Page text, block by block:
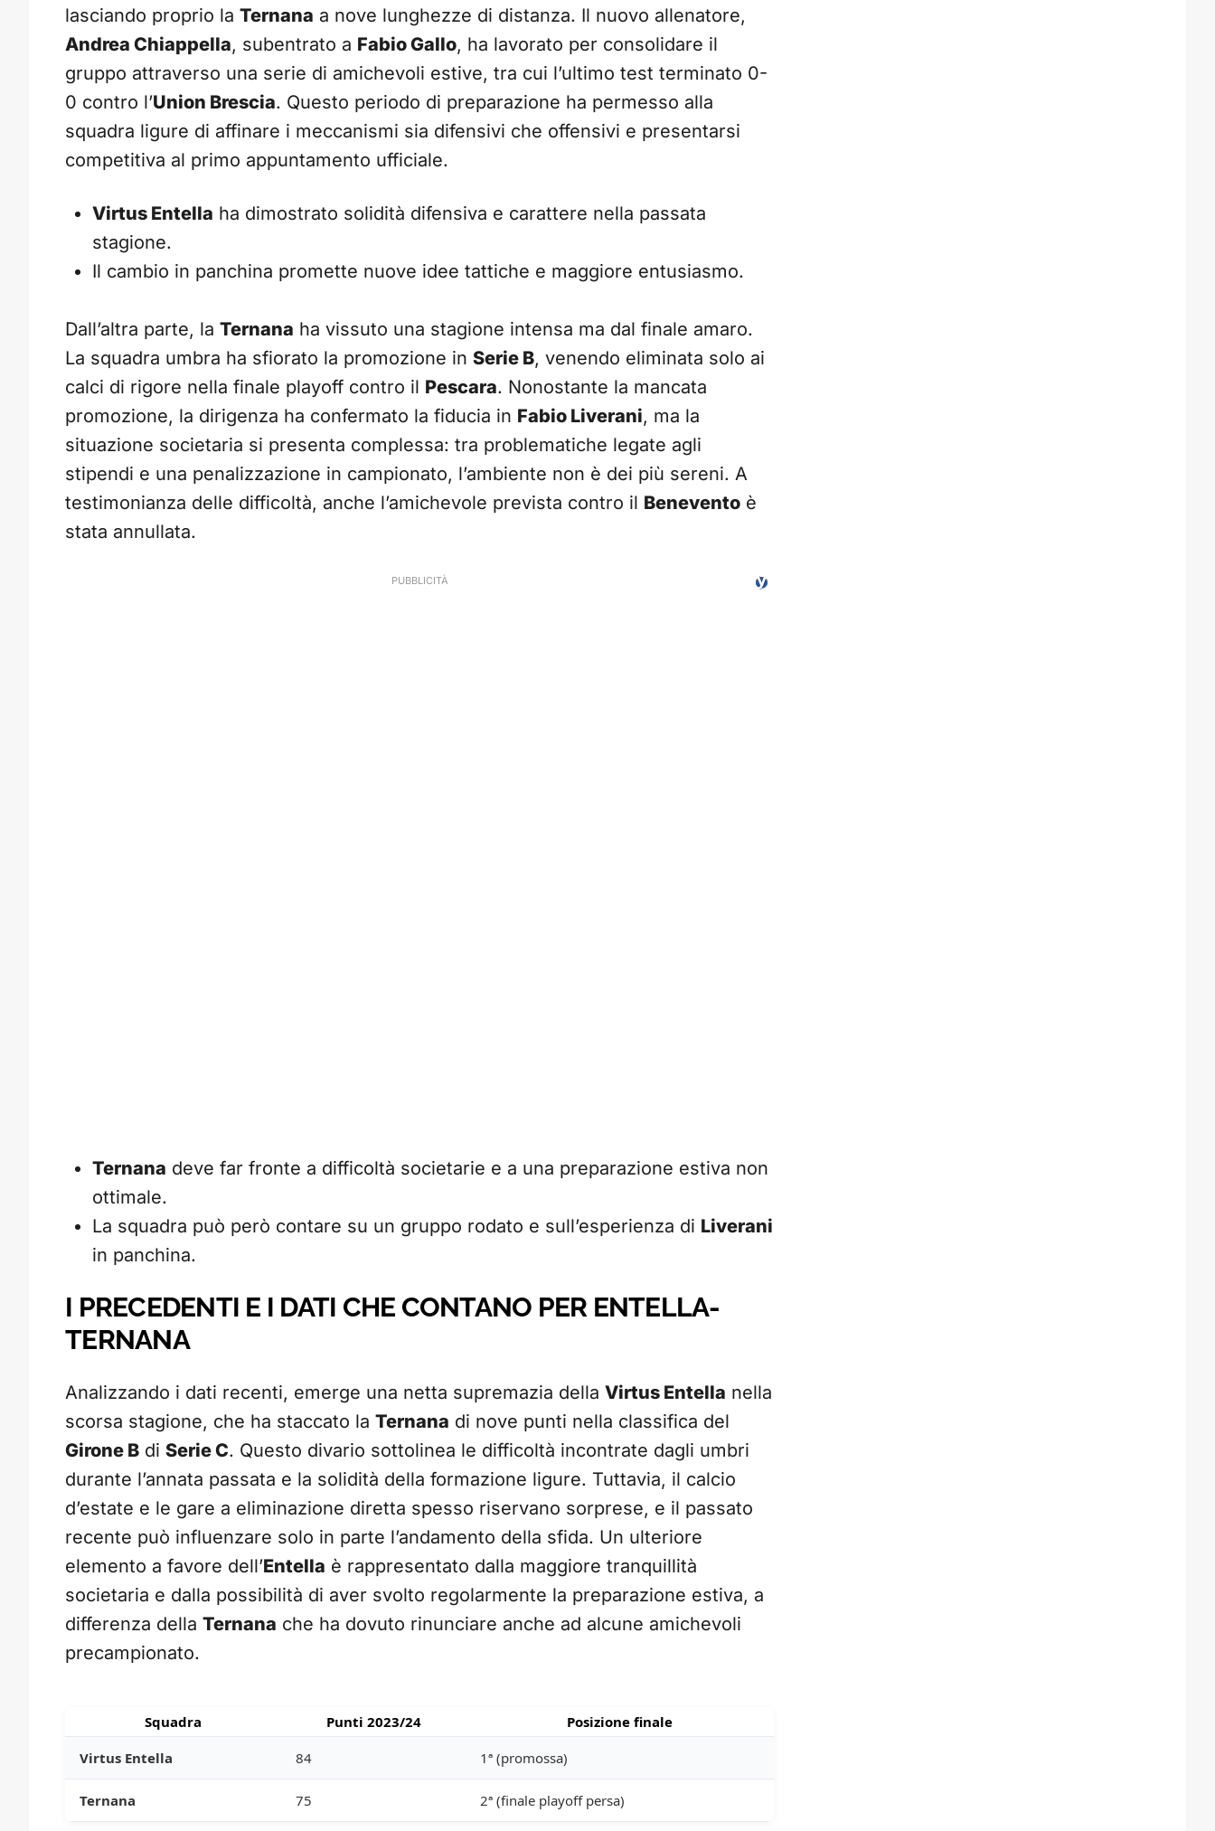
lasciando proprio la Ternana a nove lunghezze di distanza. Il nuovo allenatore,
Andrea Chiappella, subentrato a Fabio Gallo, ha lavorato per consolidare il
gruppo attraverso una serie di amichevoli estive, tra cui l’ultimo test terminato 0-
0 contro l’Union Brescia. Questo periodo di preparazione ha permesso alla
squadra ligure di affinare i meccanismi sia difensivi che offensivi e presentarsi
competitiva al primo appuntamento ufficiale.
Virtus Entella ha dimostrato solidità difensiva e carattere nella passata
stagione.
Il cambio in panchina promette nuove idee tattiche e maggiore entusiasmo.
Dall’altra parte, la Ternana ha vissuto una stagione intensa ma dal finale amaro.
La squadra umbra ha sfiorato la promozione in Serie B, venendo eliminata solo ai
calci di rigore nella finale playoff contro il Pescara. Nonostante la mancata
promozione, la dirigenza ha confermato la fiducia in Fabio Liverani, ma la
situazione societaria si presenta complessa: tra problematiche legate agli
stipendi e una penalizzazione in campionato, l’ambiente non è dei più sereni. A
testimonianza delle difficoltà, anche l’amichevole prevista contro il Benevento è
stata annullata.
Ternana deve far fronte a difficoltà societarie e a una preparazione estiva non
ottimale.
La squadra può però contare su un gruppo rodato e sull’esperienza di Liverani
in panchina.
I PRECEDENTI E I DATI CHE CONTANO PER ENTELLA-
TERNANA
Analizzando i dati recenti, emerge una netta supremazia della Virtus Entella nella
scorsa stagione, che ha staccato la Ternana di nove punti nella classifica del
Girone B di Serie C. Questo divario sottolinea le difficoltà incontrate dagli umbri
durante l’annata passata e la solidità della formazione ligure. Tuttavia, il calcio
d’estate e le gare a eliminazione diretta spesso riservano sorprese, e il passato
recente può influenzare solo in parte l’andamento della sfida. Un ulteriore
elemento a favore dell’Entella è rappresentato dalla maggiore tranquillità
societaria e dalla possibilità di aver svolto regolarmente la preparazione estiva, a
differenza della Ternana che ha dovuto rinunciare anche ad alcune amichevoli
precampionato.
Squadra Punti 2023/24
Posizione finale
Virtus Entella
84 1ª (promossa)
Ternana 75 2ª (finale playoff persa)